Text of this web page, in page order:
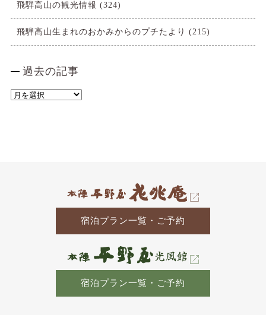
飛騨高山の観光情報 (324)
飛騨高山生まれのおかみからのプチたより (215)
過去の記事
過
宿泊プラン一覧・ご予約
宿泊プラン一覧・ご予約